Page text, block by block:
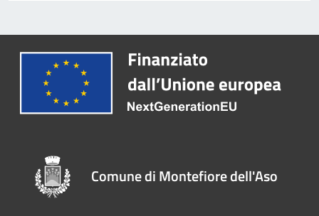
Comune di Montefiore dell'Aso